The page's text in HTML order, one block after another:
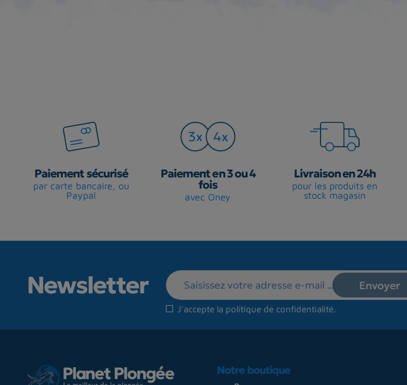
Paiement sécurisé
par carte bancaire, ou
Paypal
Paiement en 3 ou 4
fois
avec Oney
Livraison en 24h
pour les produits en
stock magasin
Newsletter
J'accepte la politique de confidentialité.
Notre boutique